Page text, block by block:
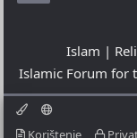
Islam |
Islamic Forum for
Korištenje